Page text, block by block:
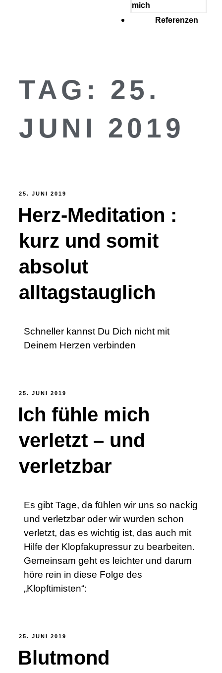
mich
Referenzen
TAG: 25.
JUNI 2019
25. JUNI 2019
Herz-Meditation :
kurz und somit
absolut
alltagstauglich
Schneller kannst Du Dich nicht mit
Deinem Herzen verbinden
25. JUNI 2019
Ich fühle mich
verletzt – und
verletzbar
Es gibt Tage, da fühlen wir uns so nackig
und verletzbar oder wir wurden schon
verletzt, das es wichtig ist, das auch mit
Hilfe der Klopfakupressur zu bearbeiten.
Gemeinsam geht es leichter und darum
höre rein in diese Folge des
„Klopftimisten“:
25. JUNI 2019
Blutmond